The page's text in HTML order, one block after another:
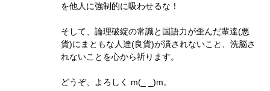
を他人に強制的に吸わせるな！
そして、論理破綻の常識と国語力が歪んだ輩達(悪
貨)にまともな人達(良貨)が潰されないこと、洗脳さ
れないことを心から祈ります。
どうぞ、よろしく m(_ _)m。